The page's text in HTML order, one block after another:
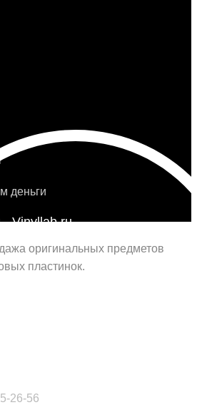
деньги
- Vinyllab.ru
оригинальных предметов
пластинок.
26-56